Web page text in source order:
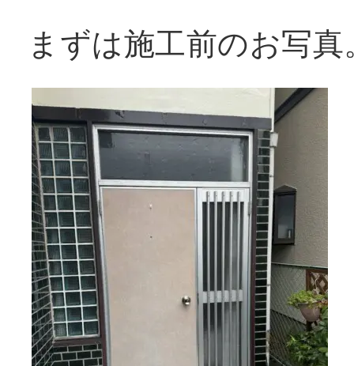
採用情報
お問い合わせ
まずは施工前のお写真